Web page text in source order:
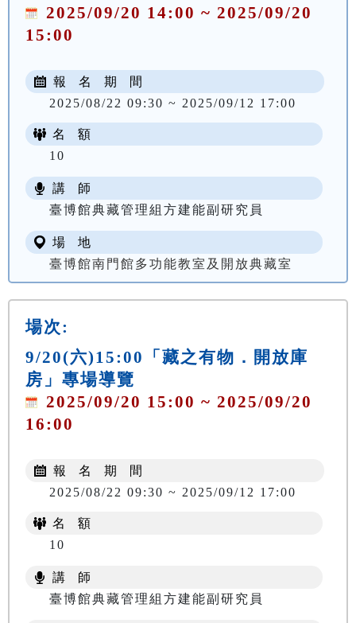
2025/09/20 14:00 ~ 2025/09/20
15:00
報 名 期 間
2025/08/22 09:30 ~ 2025/09/12 17:00
名 額
10
講 師
臺博館典藏管理組方建能副研究員
場 地
臺博館南門館多功能教室及開放典藏室
場次:
9/20(六)15:00「藏之有物．開放庫
房」專場導覽
2025/09/20 15:00 ~ 2025/09/20
16:00
報 名 期 間
2025/08/22 09:30 ~ 2025/09/12 17:00
名 額
10
講 師
臺博館典藏管理組方建能副研究員